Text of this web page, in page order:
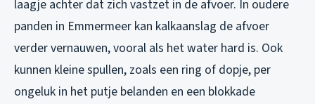
laagje achter dat zich vastzet in de afvoer. In oudere
panden in Emmermeer kan kalkaanslag de afvoer
verder vernauwen, vooral als het water hard is. Ook
kunnen kleine spullen, zoals een ring of dopje, per
ongeluk in het putje belanden en een blokkade